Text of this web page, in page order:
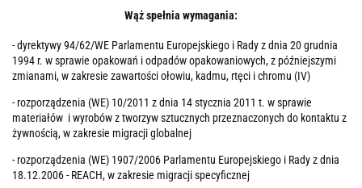
Wąż spełnia wymagania:
- dyrektywy 94/62/WE Parlamentu Europejskiego i Rady z dnia 20 grudnia
1994 r. w sprawie opakowań i odpadów opakowaniowych, z późniejszymi
zmianami, w zakresie zawartości ołowiu, kadmu, rtęci i chromu (IV)
- rozporządzenia (WE) 10/2011 z dnia 14 stycznia 2011 t. w sprawie
materiałów i wyrobów z tworzyw sztucznych przeznaczonych do kontaktu z
żywnością, w zakresie migracji globalnej
- rozporządzenia (WE) 1907/2006 Parlamentu Europejskiego i Rady z dnia
18.12.2006 - REACH, w zakresie migracji specyficznej